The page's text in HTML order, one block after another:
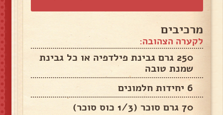
מרכיבים
לקערה הצהובה:
250 גרם גבינת פילדפיה או כל גבינת
שמנת טובה
6 יחידות חלמונים
70 גרם סוכר (1/3 כוס סוכר)